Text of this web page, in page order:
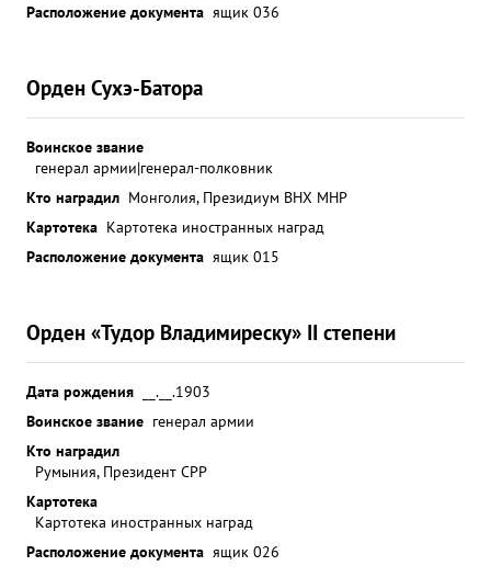
Расположение документа ящик 036
Орден Сухэ-Батора
Воинское звание
генерал армии|генерал-полковник
Кто наградил Монголия, Президиум ВНХ МНР
Картотека Картотека иностранных наград
Расположение документа ящик 015
Орден «Тудор Владимиреску» II степени
Дата рождения
__.__.1903
Воинское звание генерал армии
Кто наградил
Румыния, Президент СРР
Картотека
Картотека иностранных наград
Расположение документа ящик 026